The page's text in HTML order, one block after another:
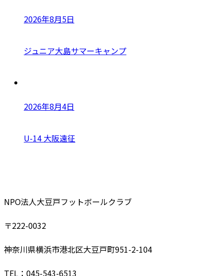
2026年8月5日
ジュニア大島サマーキャンプ
2026年8月4日
U-14 大阪遠征
NPO法人大豆戸フットボールクラブ
〒222-0032
神奈川県横浜市港北区大豆戸町951-2-104
TEL：045-543-6513